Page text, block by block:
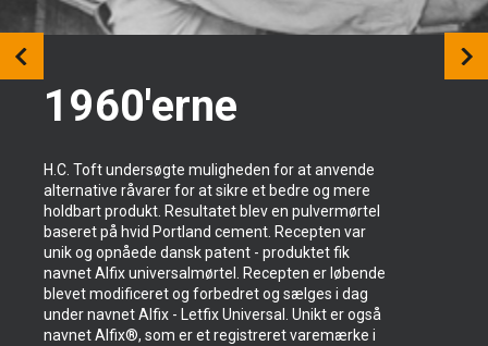
1960'erne
H.C. Toft undersøgte muligheden for at anvende
alternative råvarer for at sikre et bedre og mere
holdbart produkt. Resultatet blev en pulvermørtel
baseret på hvid Portland cement. Recepten var
unik og opnåede dansk patent - produktet fik
navnet Alfix universalmørtel. Recepten er løbende
blevet modificeret og forbedret og sælges i dag
under navnet Alfix - Letfix Universal. Unikt er også
navnet Alfix®, som er et registreret varemærke i